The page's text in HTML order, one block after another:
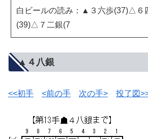
白ビールの読み：▲３六歩(37)△６
(39)△７二銀(7
▲４八銀
<<初手 <前の手 次の手> 投了図